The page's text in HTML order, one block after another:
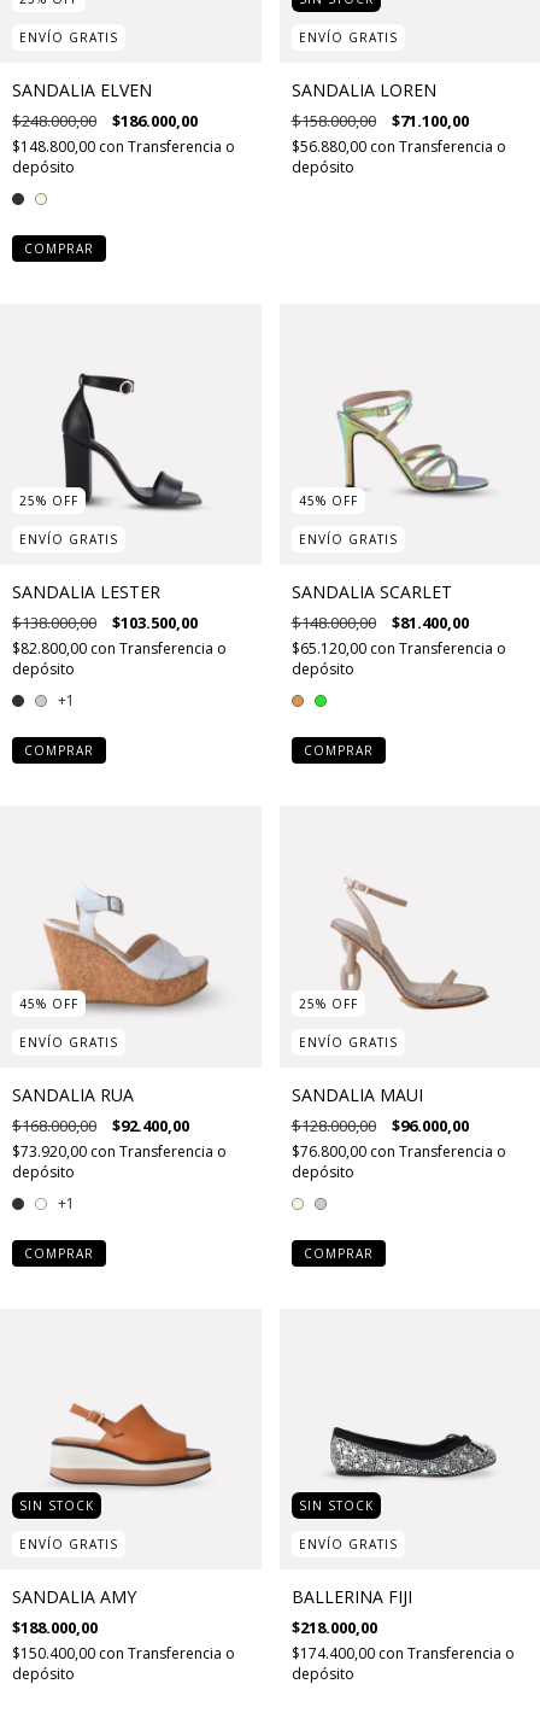
ENVÍO GRATIS
SANDALIA ELVEN
$248.000,00 $186.000,00
$148.800,00 con Transferencia o
depósito
COMPRAR
ENVÍO GRATIS
SANDALIA LOREN
$158.000,00 $71.100,00
$56.880,00 con Transferencia o
depósito
25% OFF
ENVÍO GRATIS
SANDALIA LESTER
$138.000,00 $103.500,00
$82.800,00 con Transferencia o
depósito
+1
COMPRAR
45% OFF
ENVÍO GRATIS
SANDALIA SCARLET
$148.000,00 $81.400,00
$65.120,00 con Transferencia o
depósito
COMPRAR
45% OFF
ENVÍO GRATIS
SANDALIA RUA
$168.000,00 $92.400,00
$73.920,00 con Transferencia o
depósito
+1
COMPRAR
25% OFF
ENVÍO GRATIS
SANDALIA MAUI
$128.000,00 $96.000,00
$76.800,00 con Transferencia o
depósito
COMPRAR
SIN STOCK
ENVÍO GRATIS
SANDALIA AMY
$188.000,00
$150.400,00 con Transferencia o
depósito
SIN STOCK
ENVÍO GRATIS
BALLERINA FIJI
$218.000,00
$174.400,00 con Transferencia o
depósito